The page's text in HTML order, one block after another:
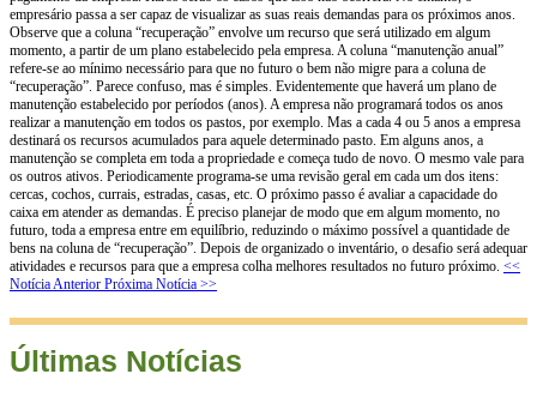
empresário passa a ser capaz de visualizar as suas reais demandas para os próximos anos.
Observe que a coluna “recuperação” envolve um recurso que será utilizado em algum
momento, a partir de um plano estabelecido pela empresa. A coluna “manutenção anual”
refere-se ao mínimo necessário para que no futuro o bem não migre para a coluna de
“recuperação”. Parece confuso, mas é simples. Evidentemente que haverá um plano de
manutenção estabelecido por períodos (anos). A empresa não programará todos os anos
realizar a manutenção em todos os pastos, por exemplo. Mas a cada 4 ou 5 anos a empresa
destinará os recursos acumulados para aquele determinado pasto. Em alguns anos, a
manutenção se completa em toda a propriedade e começa tudo de novo. O mesmo vale para
os outros ativos. Periodicamente programa-se uma revisão geral em cada um dos itens:
cercas, cochos, currais, estradas, casas, etc. O próximo passo é avaliar a capacidade do
caixa em atender as demandas. É preciso planejar de modo que em algum momento, no
futuro, toda a empresa entre em equilíbrio, reduzindo o máximo possível a quantidade de
bens na coluna de “recuperação”. Depois de organizado o inventário, o desafio será adequar
atividades e recursos para que a empresa colha melhores resultados no futuro próximo. <<
Notícia Anterior Próxima Notícia >>
Últimas Notícias